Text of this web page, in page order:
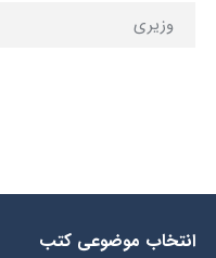
وزیری
انتخاب​ موضوعي​ کتب